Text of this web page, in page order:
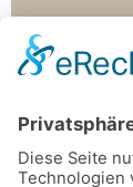
02205 -